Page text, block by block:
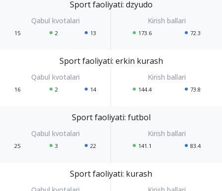
Sport faoliyati: dzyudo
15 2 13 173.6 72.3
Sport faoliyati: erkin kurash
16 2 14 144.4 73.8
Sport faoliyati: futbol
25 3 22 141.1 83.4
Sport faoliyati: kurash